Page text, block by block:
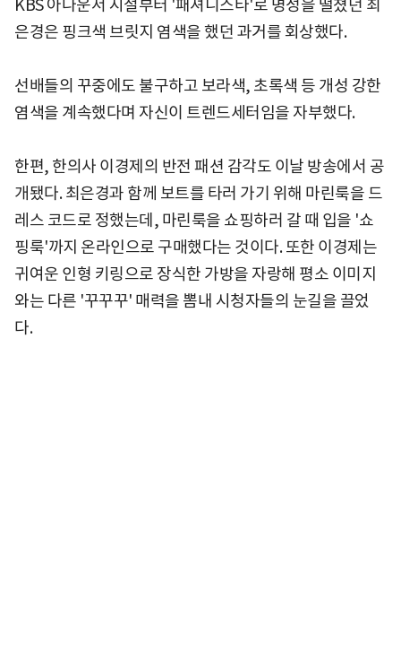
KBS 아나운서 시절부터 '패셔니스타'로 명성을 떨쳤던 최
은경은 핑크색 브릿지 염색을 했던 과거를 회상했다.
선배들의 꾸중에도 불구하고 보라색, 초록색 등 개성 강한
염색을 계속했다며 자신이 트렌드세터임을 자부했다.
한편, 한의사 이경제의 반전 패션 감각도 이날 방송에서 공
개됐다. 최은경과 함께 보트를 타러 가기 위해 마린룩을 드
레스 코드로 정했는데, 마린룩을 쇼핑하러 갈 때 입을 '쇼
핑룩'까지 온라인으로 구매했다는 것이다. 또한 이경제는
귀여운 인형 키링으로 장식한 가방을 자랑해 평소 이미지
와는 다른 '꾸꾸꾸' 매력을 뽐내 시청자들의 눈길을 끌었
다.